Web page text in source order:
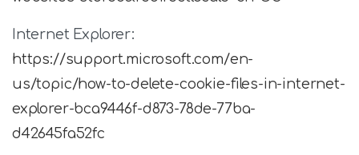
Internet Explorer:
https://support.microsoft.com/en-
us/topic/how-to-delete-cookie-files-in-internet-
explorer-bca9446f-d873-78de-77ba-
d42645fa52fc